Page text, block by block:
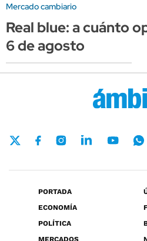
Mercado cambiario
Real blue: a cuánto
6 de agosto
PORTADA
ECONOMÍA
POLÍTICA